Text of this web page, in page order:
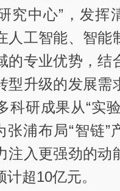
究中心”，发挥
人工智能、智能
的专业优势，结
型升级的发展需
科研成果从“实
张浦布局“智链”
注入更强劲的动
超10亿元。